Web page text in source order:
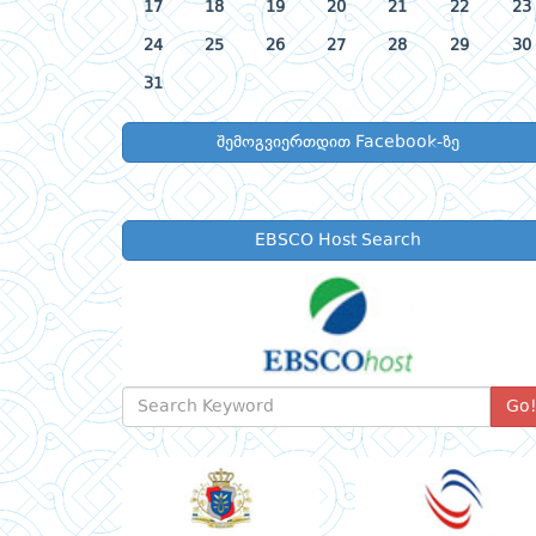
17 18 19 20 21 22 23
24 25 26 27 28 29 30
31
შემოგვიერთდით Facebook-ზე
EBSCO Host Search
Go!